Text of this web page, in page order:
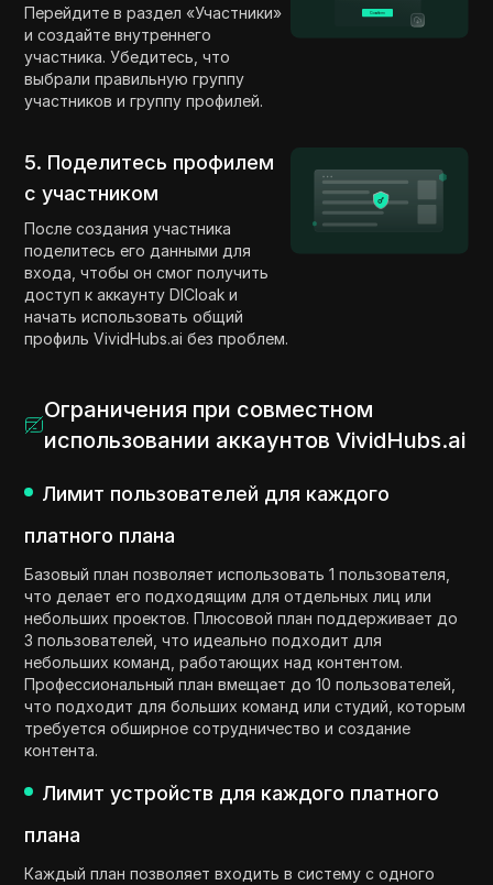
Перейдите в раздел «Участники»
и создайте внутреннего
участника. Убедитесь, что
выбрали правильную группу
участников и группу профилей.
5. Поделитесь профилем
с участником
После создания участника
поделитесь его данными для
входа, чтобы он смог получить
доступ к аккаунту DICloak и
начать использовать общий
профиль VividHubs.ai без проблем.
Ограничения при совместном
использовании аккаунтов VividHubs.ai
Лимит пользователей для каждого
платного плана
Базовый план позволяет использовать 1 пользователя,
что делает его подходящим для отдельных лиц или
небольших проектов. Плюсовой план поддерживает до
3 пользователей, что идеально подходит для
небольших команд, работающих над контентом.
Профессиональный план вмещает до 10 пользователей,
что подходит для больших команд или студий, которым
требуется обширное сотрудничество и создание
контента.
Лимит устройств для каждого платного
плана
Каждый план позволяет входить в систему с одного